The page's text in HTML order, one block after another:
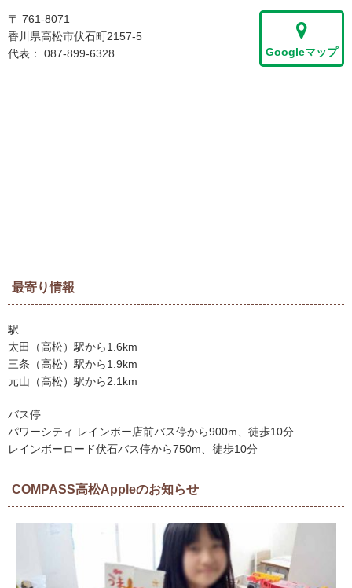
〒 761-8071
香川県高松市伏石町2157-5
代表： 087-899-6328 Googleマップ
最寄り情報
駅
太田（高松）駅から1.6km
三条（高松）駅から1.9km
元山（高松）駅から2.1km
バス停
パワーシティ レインボー店前バス停から900m、徒歩10分
レインボーロード伏石バス停から750m、徒歩10分
COMPASS高松Appleのお知らせ